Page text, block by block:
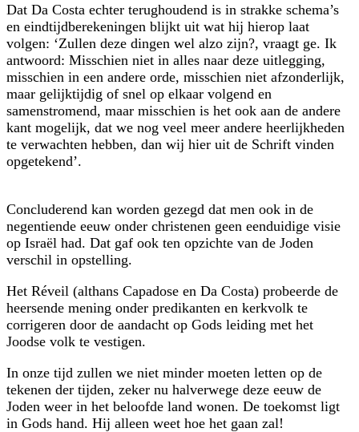
Dat Da Costa echter terughoudend is in strakke schema’s
en eindtijdberekeningen blijkt uit wat hij hierop laat
volgen: ‘Zullen deze dingen wel alzo zijn?, vraagt ge. Ik
antwoord: Misschien niet in alles naar deze uitlegging,
misschien in een andere orde, misschien niet afzonderlijk,
maar gelijktijdig of snel op elkaar volgend en
samenstromend, maar misschien is het ook aan de andere
kant mogelijk, dat we nog veel meer andere heerlijkheden
te verwachten hebben, dan wij hier uit de Schrift vinden
opgetekend’.
Concluderend kan worden gezegd dat men ook in de
negentiende eeuw onder christenen geen eenduidige visie
op Israël had. Dat gaf ook ten opzichte van de Joden
verschil in opstelling.
Het Réveil (althans Capadose en Da Costa) probeerde de
heersende mening onder predikanten en kerkvolk te
corrigeren door de aandacht op Gods leiding met het
Joodse volk te vestigen.
In onze tijd zullen we niet minder moeten letten op de
tekenen der tijden, zeker nu halverwege deze eeuw de
Joden weer in het beloofde land wonen. De toekomst ligt
in Gods hand. Hij alleen weet hoe het gaan zal!